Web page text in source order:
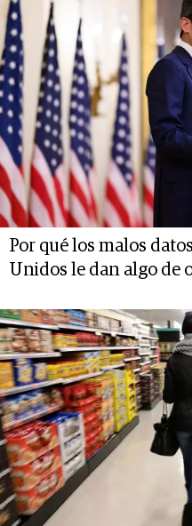
Por qué los malos
Unidos le dan algo de